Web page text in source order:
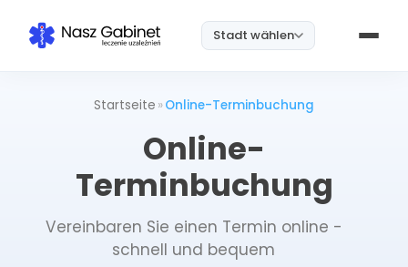
Stadt wählen
Startseite »Online-Terminbuchung
Online-
Terminbuchung
Vereinbaren Sie einen Termin online -
schnell und bequem